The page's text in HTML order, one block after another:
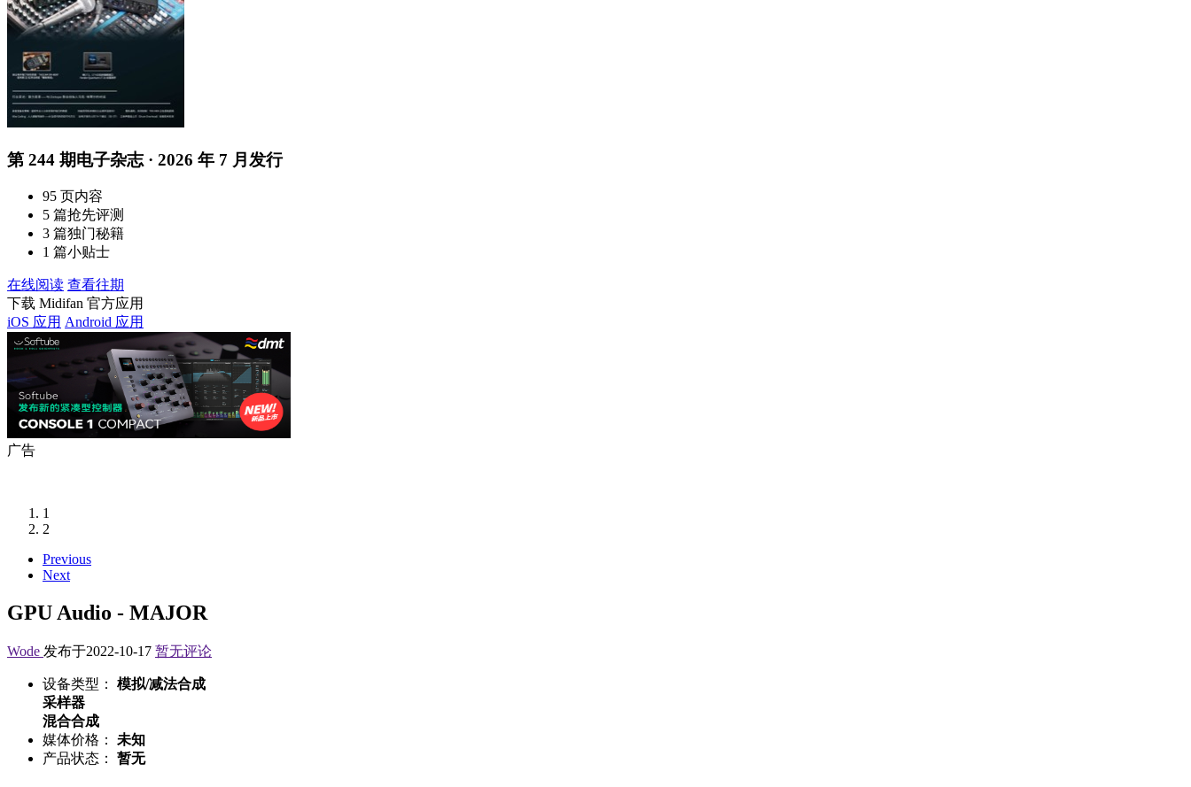
第 244 期电子杂志 · 2026 年 7 月发行
95 页内容
5 篇抢先评测
3 篇独门秘籍
1 篇小贴士
在线阅读 查看往期
下载 Midifan 官方应用
iOS 应用 Android 应用
广告
1
2
Previous
Next
GPU Audio - MAJOR
Wode 发布于2022-10-17 暂无评论
设备类型：
模拟/减法合成
采样器
混合合成
媒体价格：
未知
产品状态：
暂无